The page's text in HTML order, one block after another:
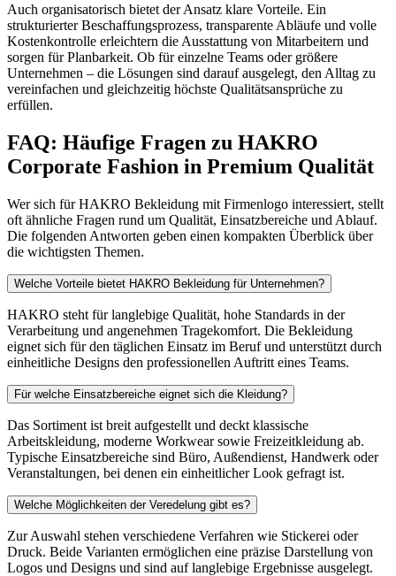
Auch organisatorisch bietet der Ansatz klare Vorteile. Ein
strukturierter Beschaffungsprozess, transparente Abläufe und volle
Kostenkontrolle erleichtern die Ausstattung von Mitarbeitern und
sorgen für Planbarkeit. Ob für einzelne Teams oder größere
Unternehmen – die Lösungen sind darauf ausgelegt, den Alltag zu
vereinfachen und gleichzeitig höchste Qualitätsansprüche zu
erfüllen.
FAQ: Häufige Fragen zu HAKRO
Corporate Fashion in Premium Qualität
Wer sich für HAKRO Bekleidung mit Firmenlogo interessiert, stellt
oft ähnliche Fragen rund um Qualität, Einsatzbereiche und Ablauf.
Die folgenden Antworten geben einen kompakten Überblick über
die wichtigsten Themen.
Welche Vorteile bietet HAKRO Bekleidung für Unternehmen?
HAKRO steht für langlebige Qualität, hohe Standards in der
Verarbeitung und angenehmen Tragekomfort. Die Bekleidung
eignet sich für den täglichen Einsatz im Beruf und unterstützt durch
einheitliche Designs den professionellen Auftritt eines Teams.
Für welche Einsatzbereiche eignet sich die Kleidung?
Das Sortiment ist breit aufgestellt und deckt klassische
Arbeitskleidung, moderne Workwear sowie Freizeitkleidung ab.
Typische Einsatzbereiche sind Büro, Außendienst, Handwerk oder
Veranstaltungen, bei denen ein einheitlicher Look gefragt ist.
Welche Möglichkeiten der Veredelung gibt es?
Zur Auswahl stehen verschiedene Verfahren wie Stickerei oder
Druck. Beide Varianten ermöglichen eine präzise Darstellung von
Logos und Designs und sind auf langlebige Ergebnisse ausgelegt.